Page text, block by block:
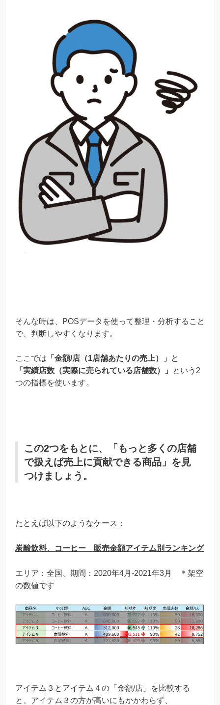
そんな時は、POSデータを使って整理・分析すること
で、判断しやすくなります。
ここでは 「金額/店（1店舗あたりの売上）」
と
「実績店数（実際に売られている店舗数）」
という2
つの指標を使います。
この2つをもとに、「もっと多くの店舗
で扱えば売上に貢献できる商品」を見
つけましょう。
たとえば以下のようなケース：
炭酸飲料、コーヒー 販売金額アイテム別ランキング
エリア：全国、期間：2020年4月-2021年3月 ＊架空
の数値です
アイテム３とアイテム４の「金額/店」を比較する
と、アイテム３の方が高いにもかかわらず、